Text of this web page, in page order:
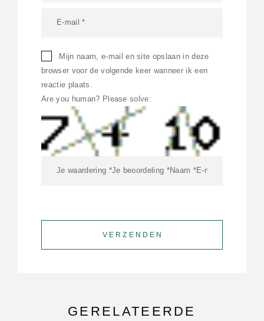
Mijn naam, e-mail en site opslaan in deze
browser voor de volgende keer wanneer ik een
reactie plaats.
Are you human? Please solve:
GERELATEERDE